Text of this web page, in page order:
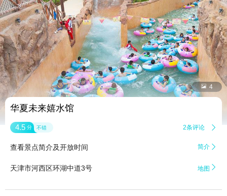
 4
华夏未来嬉水馆
4.5 分 不错 2条评论 
查看景点简介及开放时间 简介 
天津市河西区环湖中道3号 地图 
